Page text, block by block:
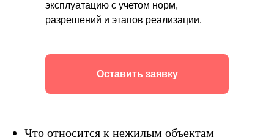
эксплуатацию с учетом норм,
разрешений и этапов реализации.
Оставить заявку
Что относится к нежилым объектам